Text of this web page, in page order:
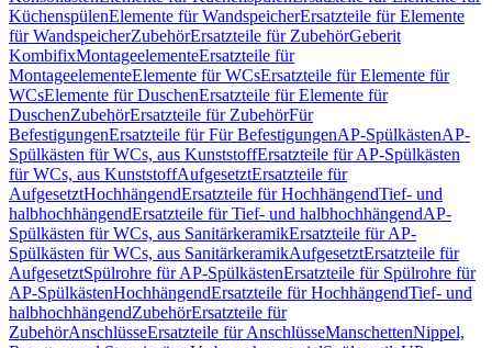
KüchenspülenElemente für WandspeicherErsatzteile für Elemente
für WandspeicherZubehörErsatzteile für ZubehörGeberit
KombifixMontageelementeErsatzteile für
MontageelementeElemente für WCsErsatzteile für Elemente für
WCsElemente für DuschenErsatzteile für Elemente für
DuschenZubehörErsatzteile für ZubehörFür
BefestigungenErsatzteile für Für BefestigungenAP-SpülkästenAP-
Spülkästen für WCs, aus KunststoffErsatzteile für AP-Spülkästen
für WCs, aus KunststoffAufgesetztErsatzteile für
AufgesetztHochhängendErsatzteile für HochhängendTief- und
halbhochhängendErsatzteile für Tief- und halbhochhängendAP-
Spülkästen für WCs, aus SanitärkeramikErsatzteile für AP-
Spülkästen für WCs, aus SanitärkeramikAufgesetztErsatzteile für
AufgesetztSpülrohre für AP-SpülkästenErsatzteile für Spülrohre für
AP-SpülkästenHochhängendErsatzteile für HochhängendTief- und
halbhochhängendZubehörErsatzteile für
ZubehörAnschlüsseErsatzteile für AnschlüsseManschettenNippel,